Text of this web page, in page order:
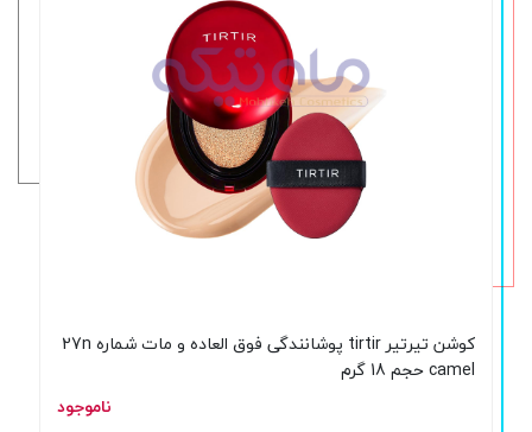
کوشن تیرتیر tirtir پوشانندگی فوق العاده و مات شماره 27n
camel حجم 18 گرم
ناموجود